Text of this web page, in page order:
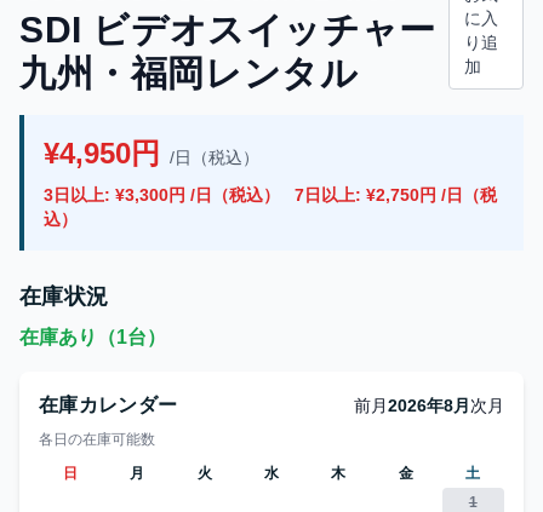
SDI ビデオスイッチャー
九州・福岡レンタル
に入
り追
加
¥4,950円
/日（税込）
3日以上: ¥3,300円 /日（税込）
7日以上: ¥2,750円 /日（税
込）
在庫状況
在庫あり（1台）
在庫カレンダー 前月2026年8月 次月
各日の在庫可能数
日
月 火 水 木 金
土
1